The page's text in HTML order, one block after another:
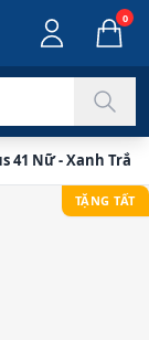
0
41 Nữ - Xanh Trắng
TẶNG TẤT